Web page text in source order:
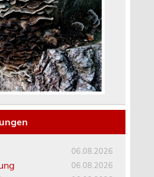
06.08.2026
06.08.2026